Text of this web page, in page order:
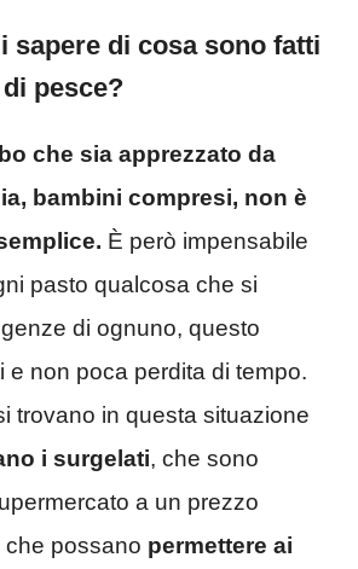
sapere di cosa sono fatti
pesce?
che sia apprezzato da
bambini compresi, non è
È però impensabile
pasto qualcosa che si
di ognuno, questo
e non poca perdita di tempo.
trovano in questa situazione
i surgelati, che sono
a un prezzo
possano permettere ai